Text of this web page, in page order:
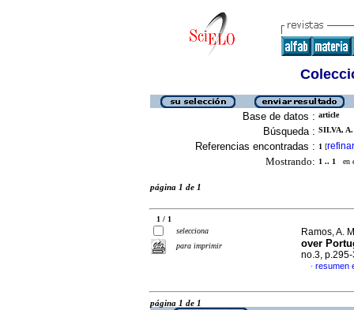
Base de datos : article
Búsqueda : SILVA,
Referencias encontradas : 1 [refinar
Mostrando: 1 .. 1 en
página 1 de 1
1 / 1
selecciona
para imprimir
Ramos, A.
over
no.3,
· resumen
página 1 de 1